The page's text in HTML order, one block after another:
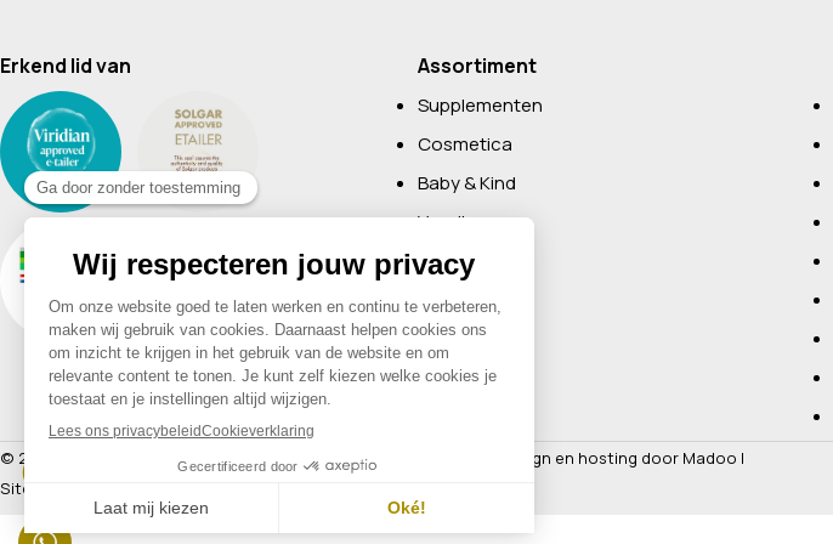
Erkend lid van Assortiment
Supplementen
Cosmetica
Baby & Kind
Voeding
Boeken
Huishoudelijk
Non-Food
Diervoeding
© 2026 Drogisterij Het Geheim | Alle rechten voorbehouden | Webdesign en hosting door Madoo |
Sitemap